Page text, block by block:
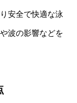
安全で快適な泳
波の影響などを